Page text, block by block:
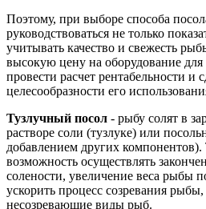
Поэтому, при выборе способа
руководствоваться не только
учитывать качество и свежесть
высокую цену на оборудование
провести расчет рентабельности и
целесообразности его
Тузлучный посол - рыбу солят в
растворе соли (тузлуке) или
добавлением других
возможность осуществлять
солености, увеличение веса рыбы
ускорить процесс созревания рыбы,
несозревающие виды рыб.